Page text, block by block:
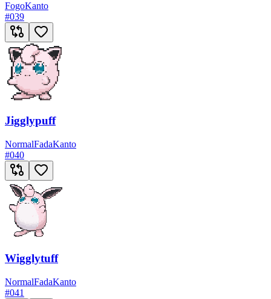
FogoKanto
#039
Jigglypuff
NormalFadaKanto
#040
Wigglytuff
NormalFadaKanto
#041